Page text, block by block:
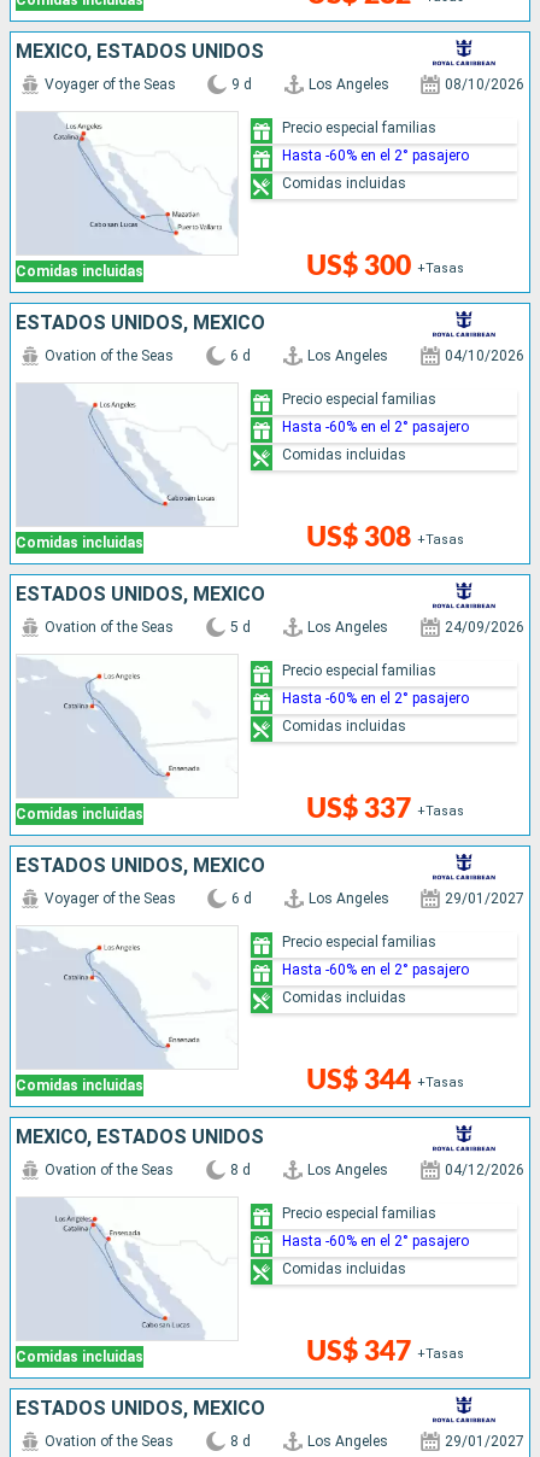
MÉXICO, ESTADOS UNIDOS
Comidas incluidas
Voyager of the Seas 9 d Los Angeles 08/10/2026
US$ 300 +Tasas
Precio especial familias
Hasta -60% en el 2° pasajero
Comidas incluidas
ESTADOS UNIDOS, MÉXICO
Comidas incluidas
Ovation of the Seas 6 d Los Angeles 04/10/2026
US$ 308 +Tasas
Precio especial familias
Hasta -60% en el 2° pasajero
Comidas incluidas
ESTADOS UNIDOS, MÉXICO
Comidas incluidas
Ovation of the Seas 5 d Los Angeles 24/09/2026
US$ 337 +Tasas
Precio especial familias
Hasta -60% en el 2° pasajero
Comidas incluidas
ESTADOS UNIDOS, MÉXICO
Comidas incluidas
Voyager of the Seas 6 d Los Angeles 29/01/2027
US$ 344 +Tasas
Precio especial familias
Hasta -60% en el 2° pasajero
Comidas incluidas
MÉXICO, ESTADOS UNIDOS
Comidas incluidas
Ovation of the Seas 8 d Los Angeles 04/12/2026
US$ 347 +Tasas
Precio especial familias
Hasta -60% en el 2° pasajero
Comidas incluidas
ESTADOS UNIDOS, MÉXICO
Ovation of the Seas 8 d Los Angeles 29/01/2027